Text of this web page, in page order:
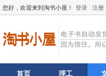
您好，欢迎来到淘书小屋！ 登录 注册
首页 理工